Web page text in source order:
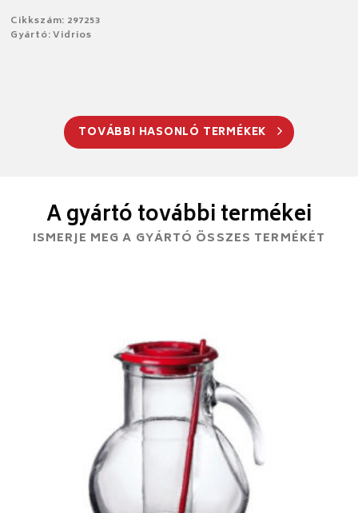
Cikkszám: 297253
Gyártó: Vidrios
TOVÁBBI HASONLÓ TERMÉKEK
A gyártó további termékei
ISMERJE MEG A GYÁRTÓ ÖSSZES TERMÉKÉT